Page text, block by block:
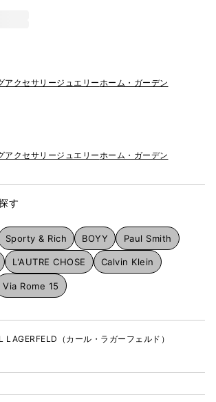
アクセサリージュエリーホーム・ガーデン
アクセサリージュエリーホーム・ガーデン
す
Sporty & Rich BOYY Paul Smith
L'AUTRE CHOSE Calvin Klein
Via Rome 15
LAGERFELD（カール・ラガーフェルド）